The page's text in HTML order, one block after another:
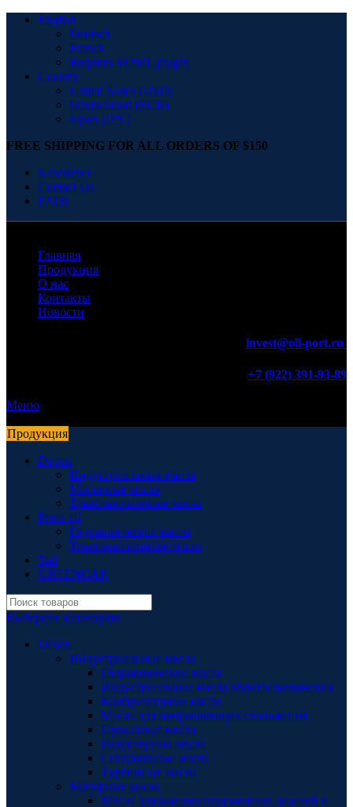
English
Deutsch
French
Requires WPML plugin
Country
United States (USD)
Deutschland (EUR)
Japan (JPY)
FREE SHIPPING FOR ALL ORDERS OF $150
Newsletter
Contact Us
FAQs
Главная
Продукция
О нас
Контакты
Новости
invest@oil-port.ru
+7 (922) 391-93-89
Меню
Продукция
Devon
Индустриальные масла
Моторные масла
Трансмиссионные масла
Prista oil
Гидравлические масла
Трансмиссионные масла
Taif
GREENCAR
Выберите категорию
Devon
Индустриальные масла
Гидравлические масла
Индустриальные масла общего назначения
Компрессорные масла
Масла для направляющих скольжения
Прокатные масла
Редукторные масла
Специальные масла
Турбинные масла
Моторные масла
Масла для высоконагруженных дизелей и